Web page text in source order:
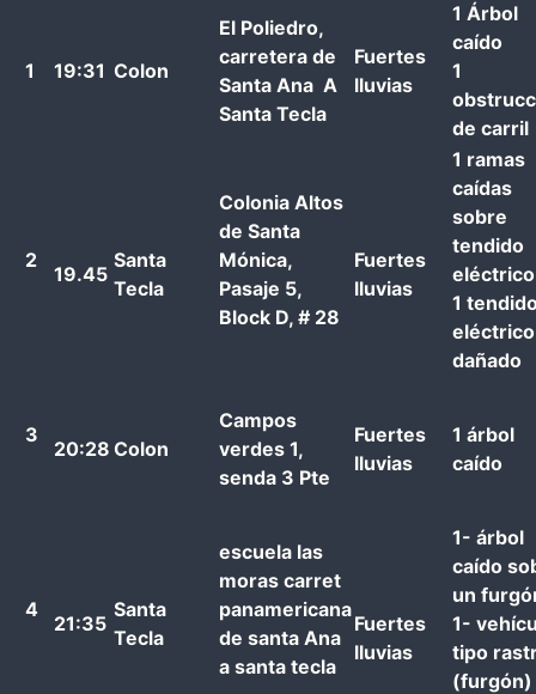
1 19:31 Colon
El Poliedro,
carretera de
Santa Ana A
Santa Tecla
Fuertes
lluvias
1 Árbol
caído
1
de carril
2
19.45
Santa
Tecla
Colonia Altos
de Santa
Mónica,
Pasaje 5,
Block D, # 28
Fuertes
lluvias
1 ramas
caídas
sobre
tendido
eléctrico
1
eléctrico
dañado
3
20:28 Colon
Campos
verdes 1,
senda 3 Pte
Fuertes
lluvias
1 árbol
caído
4
21:35
Santa
Tecla
escuela las
moras carret
panamericana
de santa Ana
a santa tecla
Fuertes
lluvias
1- árbol
caído
un
1-
tipo
(furgón)